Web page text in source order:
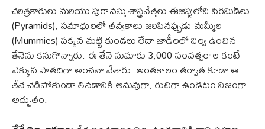
చరిత్రకారులు మరియు పురావస్తు శాస్త్రవేత్తలు ఈజిప్టులోని పిరమిడ్‌లు
(Pyramids), సమాధులలో తవ్వకాలు జరిపినప్పుడు మమ్మీల
(Mummies) పక్కన మట్టి కుండలు లేదా జాడీలలో నిల్వ ఉంచిన
తేనెను కనుగొన్నారు. ఈ తేనె సుమారు 3,000 సంవత్సరాల కంటే
ఎక్కువ పాతదిగా అంచనా వేశారు. అంతకాలం తర్వాత కూడా ఆ
తేనె చెడిపోకుండా తినడానికి అనువుగా, రుచిగా ఉండటం నిజంగా
అద్భుతం.